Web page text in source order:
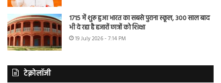
1715 में शुरू हुआ भारत का सबसे पुराना स्कूल, 300 साल बाद
भी दे रहा है हजारों छात्रों को शिक्षा
19 July 2026 - 7:14 PM
टेक्नोलॉजी